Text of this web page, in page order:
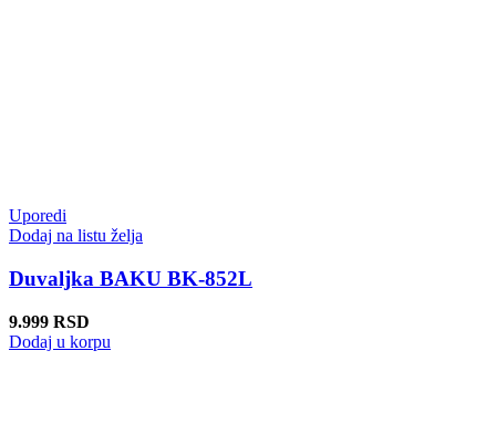
Uporedi
Dodaj na listu želja
Duvaljka BAKU BK-852L
9.999 RSD
Dodaj u korpu